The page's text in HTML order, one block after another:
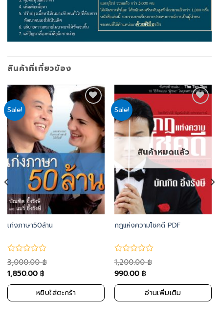
สินค้าที่เกี่ยวข้อง
Sale!
Add
to
wishlist
เก่งภาษา50ล้าน
3,000.00฿
1,850.00 ฿
หยิบใส่ตะกร้า
Sale!
Add
to
wishlist
สินค้าหมดแล้ว
กฎแห่งความโชคดี PDF
1,200.00฿
990.00 ฿
อ่านเพิ่มเติม